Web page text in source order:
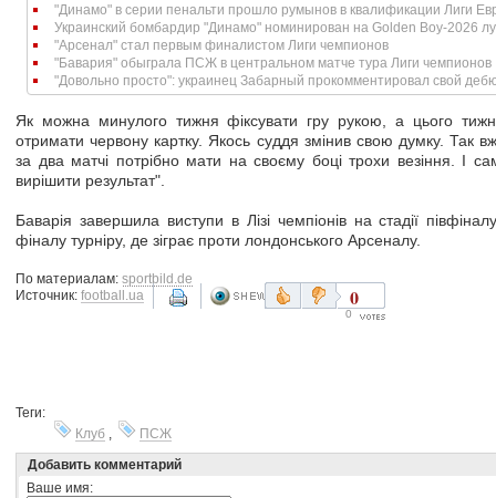
"Динамо" в серии пенальти прошло румынов в квалификации Лиги
Украинский бомбардир "Динамо" номинирован на Golden Boy-2026
"Арсенал" стал первым финалистом Лиги чемпионов
"Бавария" обыграла ПСЖ в центральном матче тура Лиги чемпионов
"Довольно просто": украинец Забарный прокомментировал свой
Як можна минулого тижня фіксувати гру рукою, а цього
отримати червону картку. Якось суддя змінив свою думку. Так
за два матчі потрібно мати на своєму боці трохи везіння. І
вирішити результат".
Баварія завершила виступи в Лізі чемпіонів на стадії
фіналу турніру, де зіграє проти лондонського Арсеналу.
По материалам: sportbild.de
Источник: football.ua 0
0
Теги:
Клуб ,
ПСЖ
Добавить комментарий
Ваше имя: